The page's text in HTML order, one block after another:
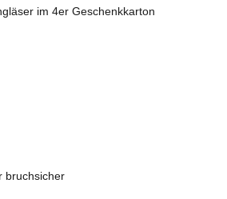
im 4er Geschenkkarton
bruchsicher